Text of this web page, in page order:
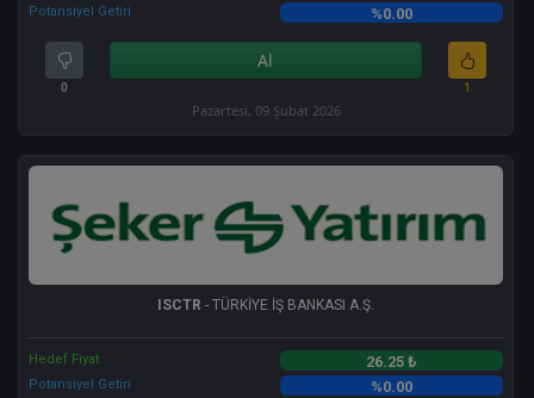
Potansiyel Getiri %0.00
0
Al
1
Pazartesi, 09 Şubat 2026
ISCTR - TÜRKİYE İŞ BANKASI A.Ş.
Hedef Fiyat 26.25 ₺
Potansiyel Getiri %0.00